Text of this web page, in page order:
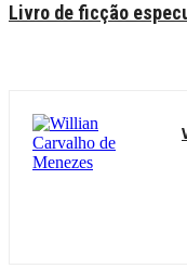
Livro de ficção